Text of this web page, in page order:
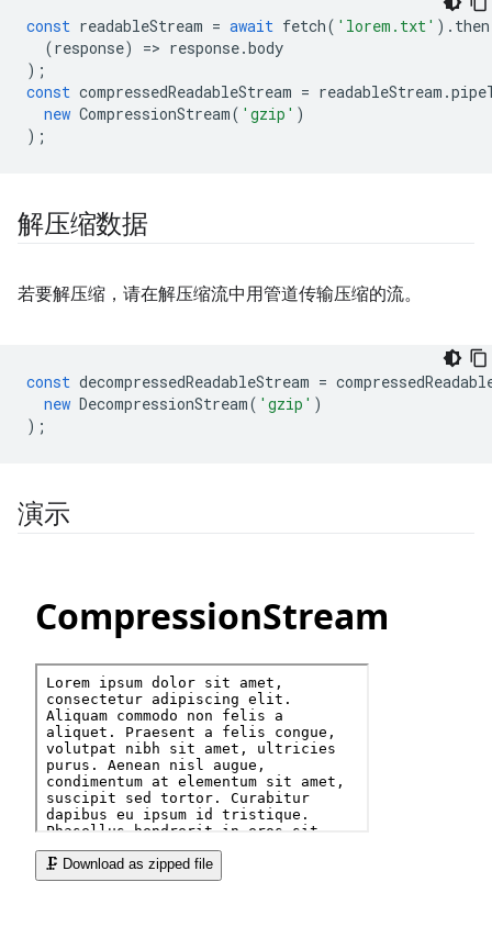
const readableStream = await fetch( 'lorem.txt' ). then
(response) => response.body
);
const compressedReadableStream = readableStream .
new CompressionStream( 'gzip' )
);
解压缩数据
若要解压缩，请在解压缩流中用管道传输压缩的流。
const decompressedReadableStream =
new DecompressionStream( 'gzip' )
);
演示